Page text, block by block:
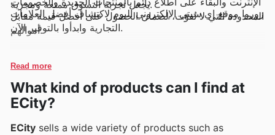
يجعل تجربة التسوق ممتعة ومجزية.
المحدودة التي لا تُفوّت، لضمان الحصول على أفضل قيمة مقابل
أموالهم.
زوروا موقع إي سيتي الإلكتروني اليوم لاكتشاف أفضل العلامات
التجارية وابدأوا بالتوفير الآن.
Read more
What kind of products can I find at
ECity?
ECity sells a wide variety of products such as